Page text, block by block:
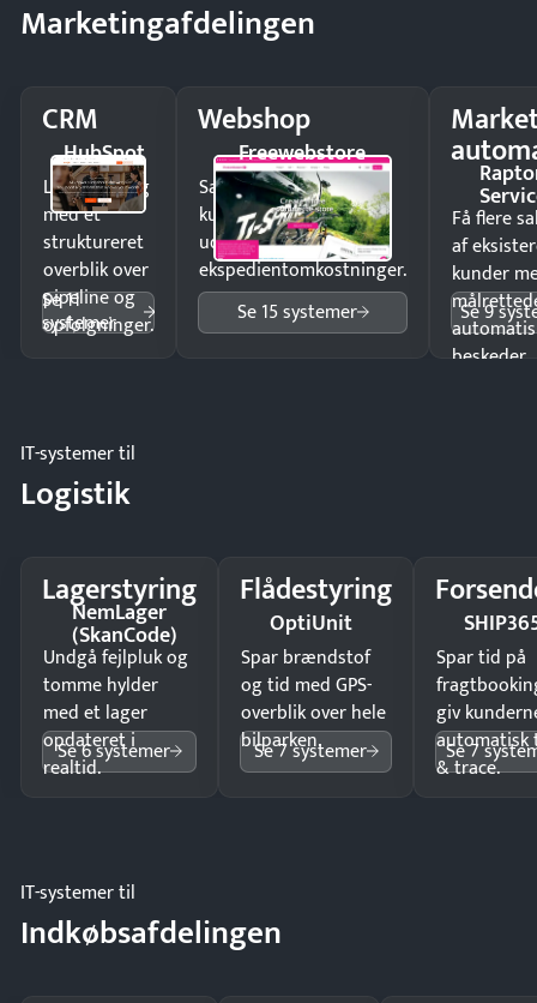
Marketingafdelingen
CRM
HubSpot
Luk flere salg
med et
struktureret
overblik over
pipeline og
opfølgninger.
Se 11
systemer
Webshop
Freewebstore
Sælg produkter 24/7 til
kunder i hele landet
uden
ekspedientomkostninger.
Se 15 systemer
Få flere
af
kunder
beskeder.
Se 9
IT-systemer til
Logistik
Lagerstyring
NemLager
(SkanCode)
Undgå fejlpluk og
tomme hylder
med et lager
opdateret i
realtid.
Se 6 systemer
Flådestyring
OptiUnit
Spar brændstof
og tid med GPS-
overblik over hele
bilparken.
Se 7 systemer
Spar tid på
giv
automatisk
& trace.
Se 7
IT-systemer til
Indkøbsafdelingen